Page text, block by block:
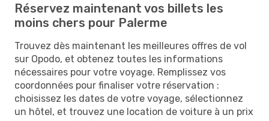
Réservez maintenant vos billets les
moins chers pour Palerme
Trouvez dès maintenant les meilleures offres de vol
sur Opodo, et obtenez toutes les informations
nécessaires pour votre voyage. Remplissez vos
coordonnées pour finaliser votre réservation :
choisissez les dates de votre voyage, sélectionnez
un hôtel, et trouvez une location de voiture à un prix